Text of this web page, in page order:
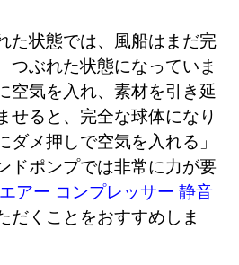
た状態では、風船はまだ完
つぶれた状態になっていま
空気を入れ、素材を引き延
せると、完全な球体になり
ダメ押しで空気を入れる」
ドポンプでは非常に力が要
アー コンプレッサー 静音
だくことをおすすめしま